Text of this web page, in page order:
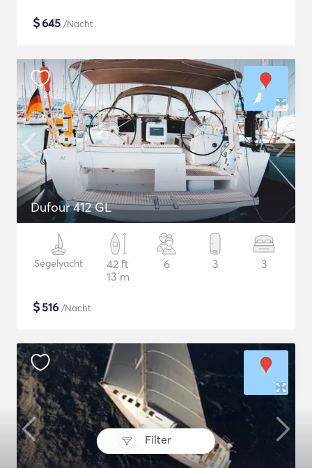
Filter
$645 /Nacht
Dufour 412 GL
Segelyacht
42 ft
13 m
6 3 3
$516 /Nacht